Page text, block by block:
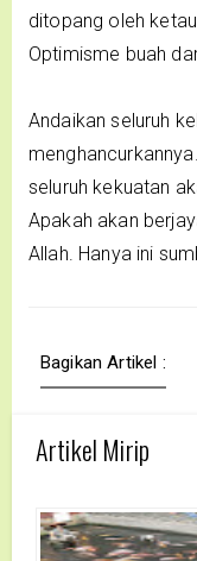
ditopang oleh
Optimisme buah
Andaikan seluruh
seluruh kekuatan
Apakah akan
Allah. Hanya ini
Bagikan Artikel :
Artikel Mirip